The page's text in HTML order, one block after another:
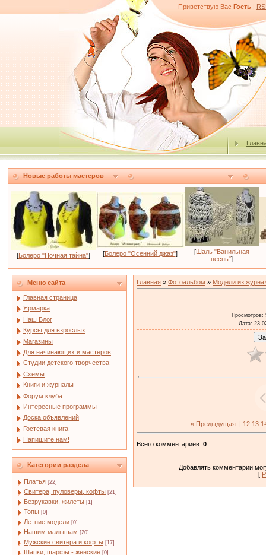
Приветствую Вас Гость |
Новые работы мастеров
[Болеро "Ночная тайна"] [Болеро "Осенний джаз"] [Шаль "Ванильная
песнь"]
Меню сайта
Главная страница
Ярмарка
Наш Блог
Курсы для взрослых
Магазины
Для начинающих и мастеров
Студии детского творчества
Схемы
Книги и журналы
Форум клуба
Интересные программы
Доска объявлений
Гостевая книга
Напишите нам!
Категории раздела
Платья [22]
Свитера, пуловеры, кофты [21]
Безрукавки, жилеты [1]
Топы [0]
Летние модели [0]
Нашим малышам [20]
Мужские свитера и кофты [17]
Шапки, шарфы - женские [0]
Главная » Фотоальбом » Модели из
Просмотров:
Дата:
« Предыдущая | 12 13
Всего комментариев: 0
Добавлять комментарии
[